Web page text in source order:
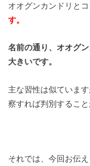
オオグンカンドリと
す。
名前の通り、オオグ
大きいです。
主な習性は似ていま
察すれば判別するこ
それでは、今回お伝